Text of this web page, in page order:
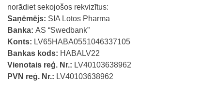
norādiet sekojošos rekvizītus:
Saņēmējs: SIA Lotos Pharma
Banka: AS “Swedbank”
Konts: LV65HABA0551046337105
Bankas kods: HABALV22
Vienotais reģ. Nr.: LV40103638962
PVN reģ. Nr.: LV40103638962